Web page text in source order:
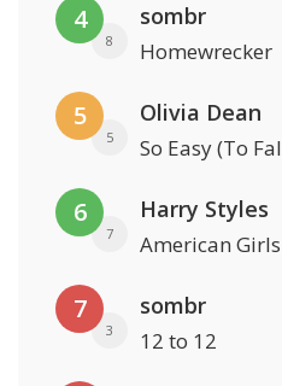
4
8
sombr
Homewrecker
5
5
Olivia Dean
So Easy (To
6
7
Harry Styles
American Girls
7
3
sombr
12 to 12